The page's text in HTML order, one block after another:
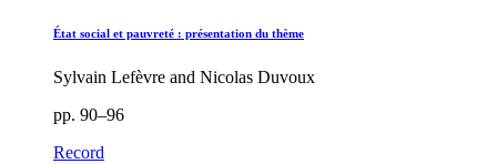
État social et pauvreté : présentation du thème
Sylvain Lefèvre and Nicolas Duvoux
pp. 90–96
Record